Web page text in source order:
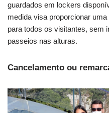
guardados em lockers
medida visa proporcionar
para todos os visitantes, sem
passeios nas alturas.
Cancelamento ou